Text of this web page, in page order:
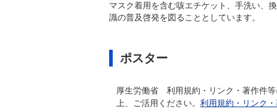
マスク着用を含む咳エチケット、手洗い、
識の普及啓発を図ることとしています。
ポスター
厚生労働省 利用規約・リンク・著作件
上、ご活用ください。 利用規約・リンク